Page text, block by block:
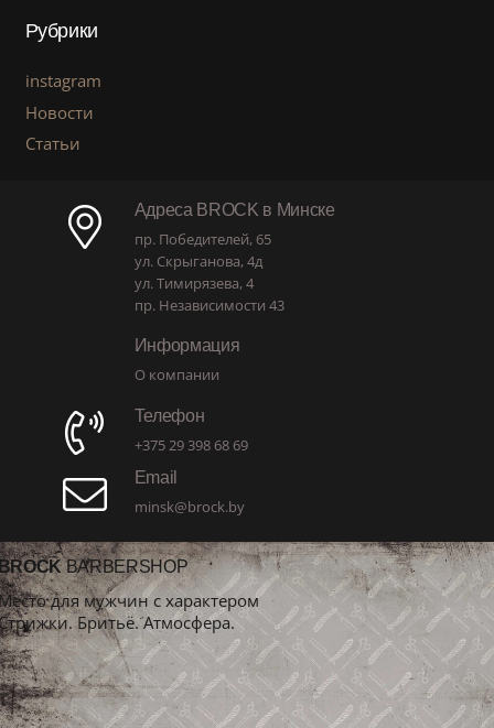
Рубрики
instagram
Новости
Статьи
Адреса BROCK в Минске
пр. Победителей, 65
ул. Скрыганова, 4д
ул. Тимирязева, 4
пр. Независимости 43
Информация
О компании
Телефон
+375 29 398 68 69
Email
minsk@brock.by
BARBERSHOP
для мужчин с характером
Бритьё. Атмосфера.